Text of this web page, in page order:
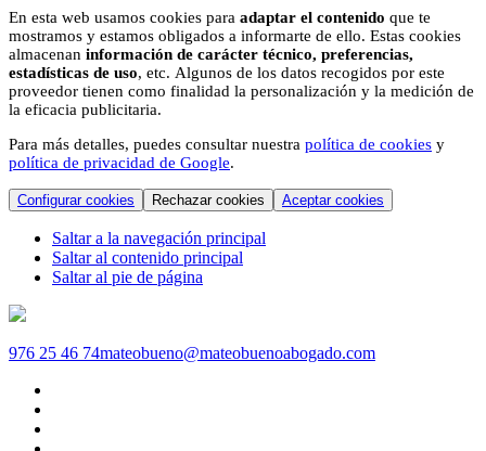
En esta web usamos cookies para adaptar el contenido que te
mostramos y estamos obligados a informarte de ello. Estas cookies
almacenan información de carácter técnico, preferencias,
estadísticas de uso, etc. Algunos de los datos recogidos por este
proveedor tienen como finalidad la personalización y la medición de
la eficacia publicitaria.
Para más detalles, puedes consultar nuestra política de cookies y
política de privacidad de Google.
Configurar cookies Rechazar cookies Aceptar cookies
Saltar a la navegación principal
Saltar al contenido principal
Saltar al pie de página
976 25 46 74mateobueno@mateobuenoabogado.com